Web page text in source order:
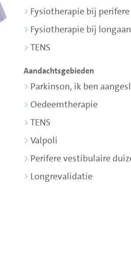
Fysiotherapie bij
Fysiotherapie bij
TENS
Aandachtsgebieden
Parkinson, ik ben
Oedeemtherapie
TENS
Valpoli
Perifere vestibulaire
Longrevalidatie